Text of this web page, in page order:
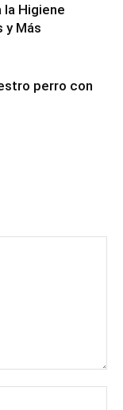
la Higiene
y Más
perro con